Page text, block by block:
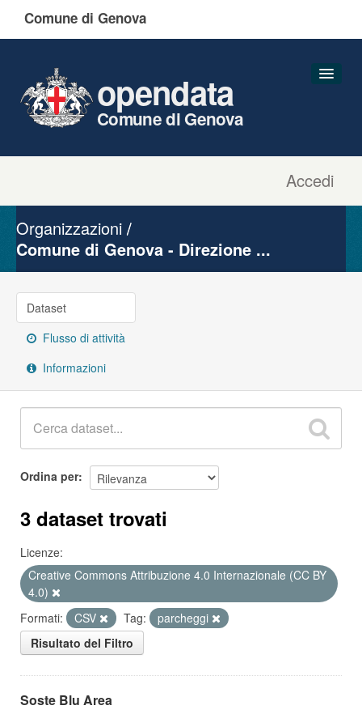
Comune di Genova
Accedi
opendata
Comune di Genova
Gruppi
Organizzazioni
Comune di Genova - Direzione ...
Dataset
Flusso di attività
Informazioni
Ordina per
3 dataset trovati
Licenze:
Creative Commons Attribuzione 4.0 Internazionale (CC BY
4.0)
Formati:
CSV Tag:
parcheggi
Risultato del Filtro
Soste Blu Area